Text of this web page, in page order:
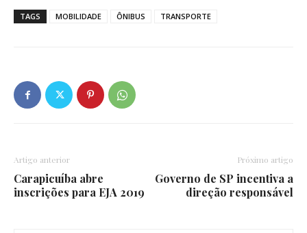
TAGS MOBILIDADE ÔNIBUS TRANSPORTE
Artigo anterior
Carapicuíba abre
inscrições para EJA 2019
Próximo artigo
Governo de SP incentiva a
direção responsável